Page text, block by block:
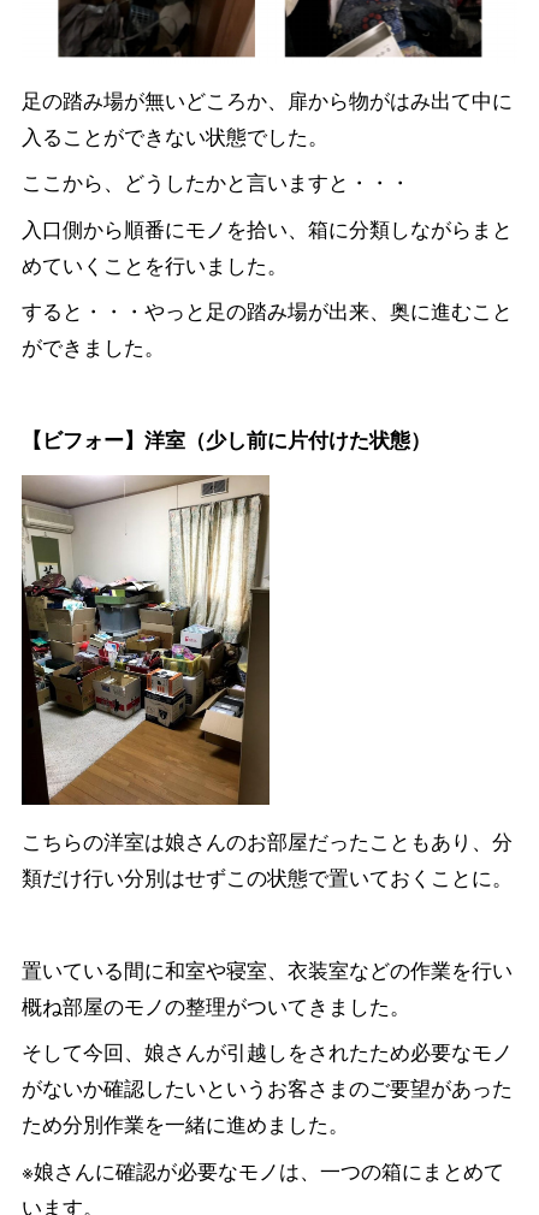
足の踏み場が無いどころか、扉から物がはみ出て中に
入ることができない状態でした。
ここから、どうしたかと言いますと・・・
入口側から順番にモノを拾い、箱に分類しながらまと
めていくことを行いました。
すると・・・やっと足の踏み場が出来、奥に進むこと
ができました。
【ビフォー】洋室（少し前に片付けた状態）
こちらの洋室は娘さんのお部屋だったこともあり、分
類だけ行い分別はせずこの状態で置いておくことに。
置いている間に和室や寝室、衣装室などの作業を行い
概ね部屋のモノの整理がついてきました。
そして今回、娘さんが引越しをされたため必要なモノ
がないか確認したいというお客さまのご要望があった
ため分別作業を一緒に進めました。
※娘さんに確認が必要なモノは、一つの箱にまとめて
います。